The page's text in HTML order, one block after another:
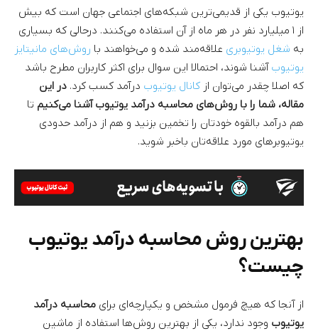
یوتیوب یکی از قدیمی‌ترین شبکه‌های اجتماعی جهان است که بیش
از ۱ میلیارد نفر در هر ماه از آن استفاده می‌کنند. درحالی که بسیاری
به شغل یوتیوبری علاقه‌مند شده و می‌خواهند با روش‌های مانیتایز
یوتیوب آشنا شوند، احتمالا این سوال برای اکثر کاربران مطرح باشد
که اصلا چقدر می‌توان از کانال یوتیوب درآمد کسب کرد. در این
مقاله، شما را با روش‌های محاسبه درآمد یوتیوب آشنا می‌کنیم تا
هم درآمد بالقوه خودتان را تخمین بزنید و هم از درآمد حدودی
یوتیوبرهای مورد علاقه‌تان باخبر شوید.
بهترین روش محاسبه درآمد یوتیوب
چیست؟
از آنجا که هیچ فرمول مشخص و یکپارچه‌ای برای محاسبه درآمد
یوتیوب وجود ندارد، یکی از بهترین روش‌ها استفاده از ماشین‌